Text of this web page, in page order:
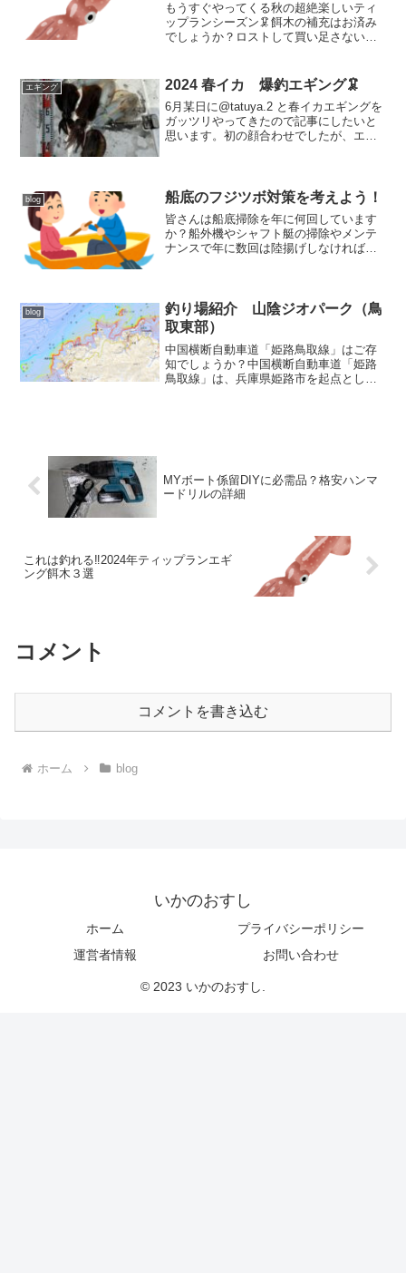
もうすぐやってくる秋の超絶楽しいティ
ップランシーズン🦑餌木の補充はお済み
でしょうか？ロストして買い足さないと
でリンクページから紹介餌木を買ってみ
て下さい🙇ダイワ エメラ...
エギング 2024 春イカ 爆釣エギング🦑
6月某日に@tatuya.2 と春イカエギングを
ガッツリやってきたので記事にしたいと
思います。初の顔合わせでしたが、エギ
イントで私よ...
blog 船底のフジツボ対策を考えよう！
皆さんは船底掃除を年に何回しています
か？船外機やシャフト艇の掃除やメンテ
ナンスで年に数回は陸揚げしなければい
ついて考え直してみよ...
blog
釣り場紹介 山陰ジオパーク（鳥
取東部）
中国横断自動車道「姫路鳥取線」はご存
知でしょうか？中国横断自動車道「姫路
鳥取線」は、兵庫県姫路市を起点とし、
MYボート係留DIYに必需品？格安ハンマ
ードリルの詳細
これは釣れる‼️2024年ティップランエギ
ング餌木３選
コメント
コメントを書き込む
ホーム blog
いかのおすし
ホーム
プライバシーポリシー
運営者情報
お問い合わせ
© 2023 いかのおすし.